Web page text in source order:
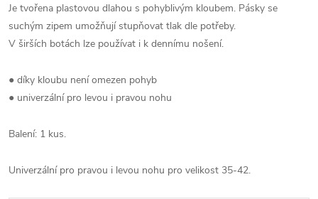
Je tvořena plastovou dlahou s pohyblivým kloubem. Pásky se
suchým zipem umožňují stupňovat tlak dle potřeby.
V širších botách lze používat i k dennímu nošení.
● díky kloubu není omezen pohyb
● univerzální pro levou i pravou nohu
Balení: 1 kus.
Univerzální pro pravou i levou nohu pro velikost 35-42.